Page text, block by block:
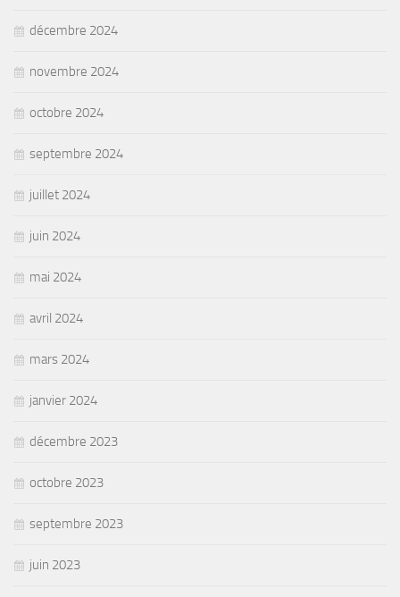
décembre 2024
novembre 2024
octobre 2024
septembre 2024
juillet 2024
juin 2024
mai 2024
avril 2024
mars 2024
janvier 2024
décembre 2023
octobre 2023
septembre 2023
juin 2023